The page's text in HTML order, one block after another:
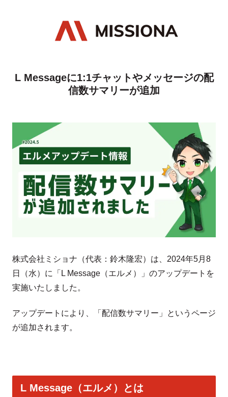
L Messageに1:1チャットやメッセージの配
信数サマリーが追加
株式会社ミショナ（代表：鈴木隆宏）は、2024年5月8
日（水）に「L Message（エルメ）」のアップデートを
実施いたしました。
アップデートにより、「配信数サマリー」というページ
が追加されます。
L Message（エルメ）とは